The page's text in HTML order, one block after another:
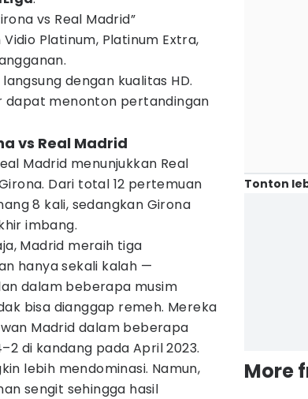
vs Real Madrid”
Platinum, Platinum Extra,
dengan kualitas HD.
dapat menonton pertandingan
vs Real Madrid
Madrid menunjukkan Real
Dari total 12 pertemuan
8 kali, sedangkan Girona
imbang.
Madrid meraih tiga
hanya sekali kalah —
dalam beberapa musim
bisa dianggap remeh. Mereka
Madrid dalam beberapa
di kandang pada April 2023.
lebih mendominasi. Namun,
sengit sehingga hasil
Tonton
More